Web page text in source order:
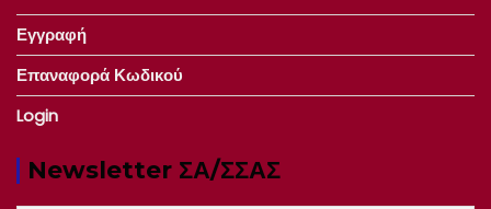
Εγγραφή
Επαναφορά Κωδικού
Login
Newsletter ΣΑ/ΣΣΑΣ